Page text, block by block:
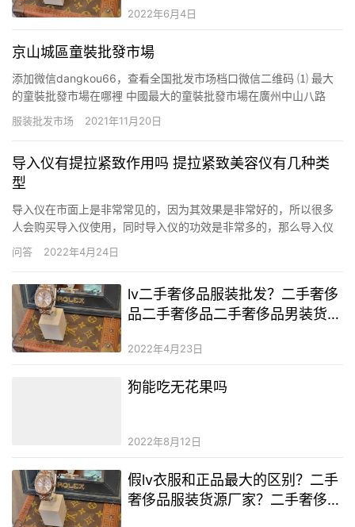
2022年6月4日
京山城區童裝批發市場
添加微信dangkou66，查看全国批发市场档口微信二维码 ⑴ 最大
的童裝批發市場在哪裡 中國最大的童裝批發市場在廣州中山八路
啦！中山八路是一個童裝批發集群，由6家批發市場組成，有荔湖、
富力、卓榮等。荔湖最早開業，大概有13年的歷史了，做的比較
服装批发市场 2021年11月20日
导入仪有提拉紧致作用吗 提拉紧致美容仪有几种类
型
导入仪在市面上是非常常见的，因为其效果是非常好的，所以很多
人会购买导入仪使用，同时导入仪的功效是非常多的，那么导入仪
有提拉紧致作用吗？提拉紧致美容仪有几种类型？ 导入仪有提拉紧
致作用吗 美容仪对提拉紧致会起到一定作用。紧致提拉、祛皱抗老
护肤品…
问答 2022年4月24日
lv二手奢侈品服装批发？二手奢侈
品二手奢侈品二手奢侈品男装货
2022年4月23日
狗能吃无花果吗
2022年8月12日
假lv衣服和正品最大的区别？二手
奢侈品服装货源厂家？二手奢侈品